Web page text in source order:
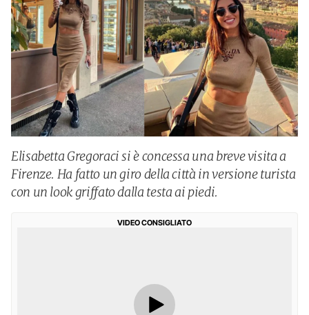
Elisabetta Gregoraci si è concessa una breve visita a
Firenze. Ha fatto un giro della città in versione turista
con un look griffato dalla testa ai piedi.
VIDEO CONSIGLIATO